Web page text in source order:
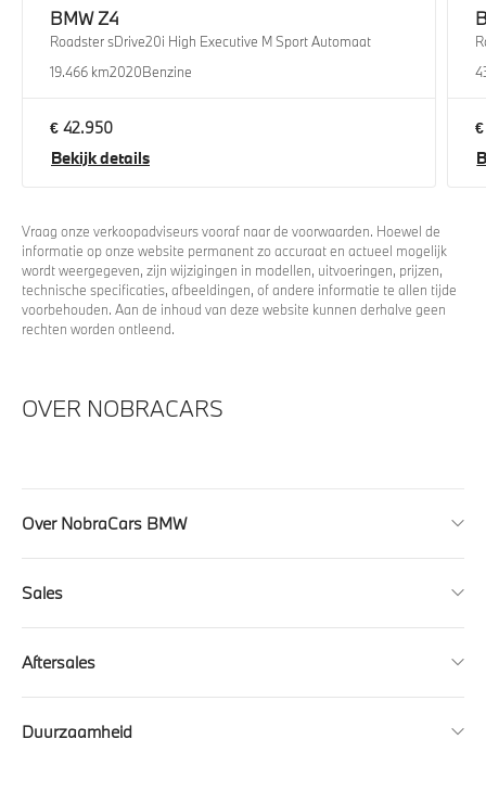
BMWZ4
Roadster sDrive20i High Executive M Sport Automaat
19.466 km2020Benzine
€ 42.950
Bekijk details
Vraag onze verkoopadviseurs vooraf naar de voorwaarden. Hoewel de
informatie op onze website permanent zo accuraat en actueel mogelijk
wordt weergegeven, zijn wijzigingen in modellen, uitvoeringen, prijzen,
technische specificaties, afbeeldingen, of andere informatie te allen tijde
voorbehouden. Aan de inhoud van deze website kunnen derhalve geen
rechten worden ontleend.
OVER NOBRACARS
Over NobraCars BMW
Sales
Aftersales
Duurzaamheid